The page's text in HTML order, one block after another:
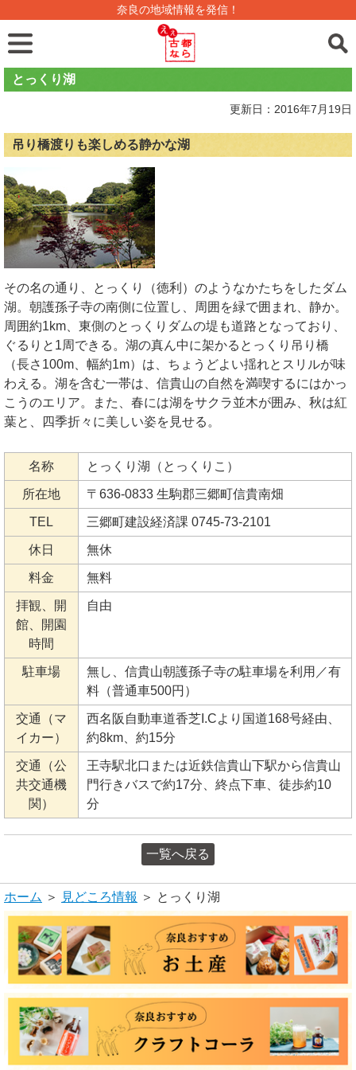
奈良の地域情報を発信！
とっくり湖
更新日：2016年7月19日
吊り橋渡りも楽しめる静かな湖
その名の通り、とっくり（徳利）のようなかたちをしたダム
湖。朝護孫子寺の南側に位置し、周囲を緑で囲まれ、静か。
周囲約1km、東側のとっくりダムの堤も道路となっており、
ぐるりと1周できる。湖の真ん中に架かるとっくり吊り橋
（長さ100m、幅約1m）は、ちょうどよい揺れとスリルが味
わえる。湖を含む一帯は、信貴山の自然を満喫するにはかっ
こうのエリア。また、春には湖をサクラ並木が囲み、秋は紅
葉と、四季折々に美しい姿を見せる。
名称 とっくり湖（とっくりこ）
所在地 〒636-0833 生駒郡三郷町信貴南畑
TEL 三郷町建設経済課 0745-73-2101
休日 無休
料金 無料
拝観、開
館、開園
時間
自由
駐車場
無し、信貴山朝護孫子寺の駐車場を利用／有
料（普通車500円）
交通（マ
イカー）
西名阪自動車道香芝I.Cより国道168号経由、
約8km、約15分
交通（公
共交通機
関）
王寺駅北口または近鉄信貴山下駅から信貴山
門行きバスで約17分、終点下車、徒歩約10
分
一覧へ戻る
ホーム ＞ 見どころ情報 ＞ とっくり湖